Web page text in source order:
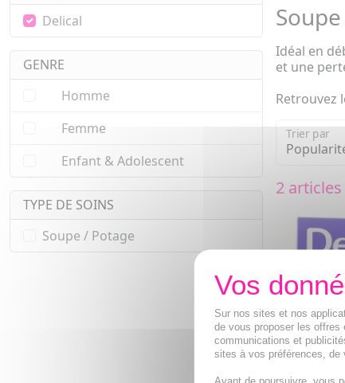
Idéal en
et une
Retrouvez
Trier par
2 articles
Delical
GENRE
Homme
Femme
Enfant & Adolescent
TYPE DE SOINS
Soupe / Potage
Sur nos sites et nos
de vous proposer les
communications et
sites à vos préférences, de
Avant de poursuivre, vous